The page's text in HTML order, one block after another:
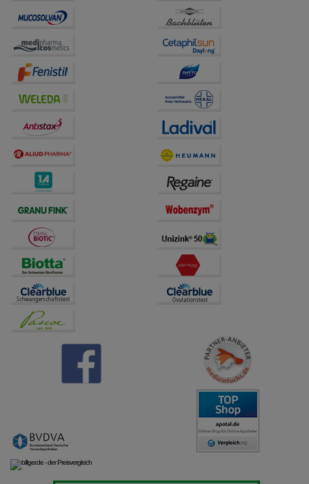
unserer Website sammeln, mit deren Hilfe wir unsere
Website weiter für Sie optimieren können, den Inhalt
Drittseiten möglichst relevant für Sie zu gestalten.
Bitte beachten Sie, dass Daten hierfür teilweise an
Dritte wie z.B. Google oder soziale Medien
übertragen werden.